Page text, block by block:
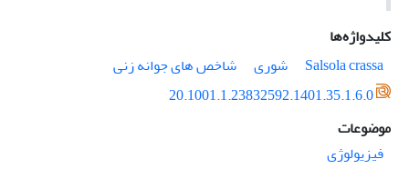
کلیدواژه‌ها
Salsola crassa
شوری
شاخص های جوانه زنی
20.1001.1.23832592.1401.35.1.6.0
موضوعات
فیزیولوژی